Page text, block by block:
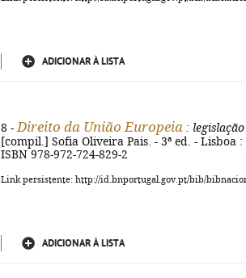
ADICIONAR À LISTA
8 - Direito da União Europeia :
[compil.] Sofia Oliveira Pais. - 3ª ed. - Lisboa
ISBN 978-972-724-829-2
Link persistente: http://id.bnportugal.gov.pt/bib/
ADICIONAR À LISTA